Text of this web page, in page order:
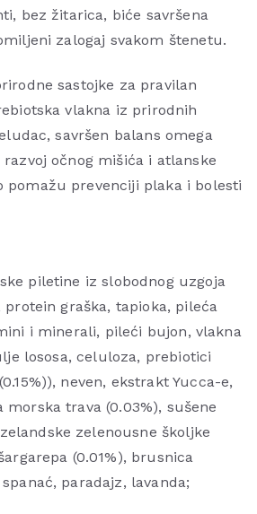
bez žitarica, biće savršena
zalogaj svakom štenetu.
sastojke za pravilan
vlakna iz prirodnih
savršen balans omega
očnog mišića i atlanske
pomažu prevenciji plaka i bolesti
piletine iz slobodnog uzgoja
protein graška, tapioka, pileća
i minerali, pileći bujon, vlakna
lososa, celuloza, prebiotici
neven, ekstrakt Yucca-e,
morska trava (0.03%), sušene
zelenousne školjke
(0.01%), brusnica
paradajz, lavanda;